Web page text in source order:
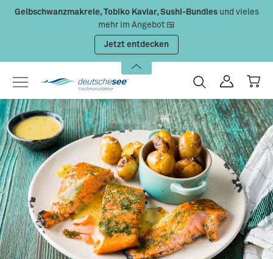
Zum Hauptinhalt springen
Gelbschwanzmakrele, Tobiko Kaviar, Sushi-Bundlesund vieles
mehr im Angebot 🍱
Jetzt entdecken